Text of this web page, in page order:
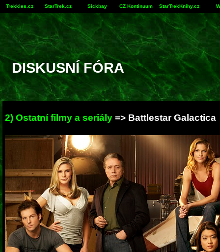
Trekkies.cz StarTrek.cz Sickbay CZ Kontinuum StarTrekKnihy.cz
DISKUSNÍ FÓRA
2) Ostatní filmy a seriály => Battlestar Galactica